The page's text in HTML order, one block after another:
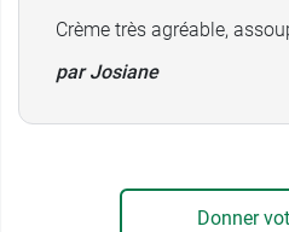
Crème très agréable,
par Josiane
Donner